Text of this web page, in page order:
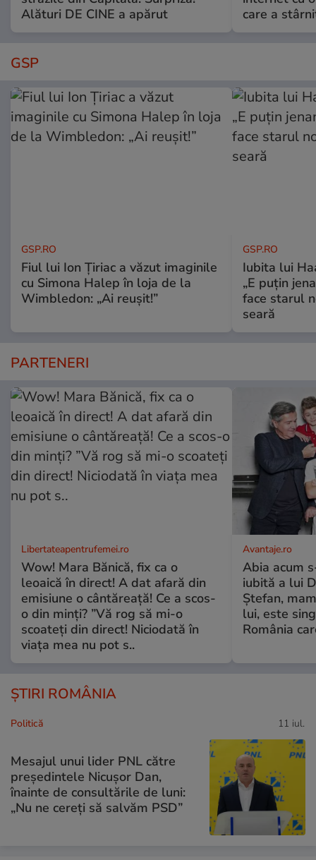
Alături DE CINE a apărut
care a
GSP
GSP.RO
Fiul lui Ion Țiriac a văzut imaginile
cu Simona Halep în loja de la
Wimbledon: „Ai reușit!”
GSP.RO
Iubita lui
„E puțin
face starul
seară
PARTENERI
Libertateapentrufemei.ro
Wow! Mara Bănică, fix ca o
leoaică în direct! A dat afară din
emisiune o cântăreață! Ce a scos-
o din minți? ”Vă rog să mi-o
scoateți din direct! Niciodată în
viața mea nu pot s..
Avantaje.ro
Abia acum
iubită a lui
Ștefan,
lui, este
România
ȘTIRI ROMÂNIA
Politică 11 iul.
Mesajul unui lider PNL către
președintele Nicușor Dan,
înainte de consultările de luni:
„Nu ne cereți să salvăm PSD”